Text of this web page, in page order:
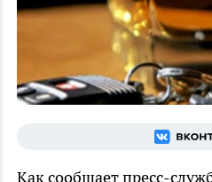
Как сообщает пресс-